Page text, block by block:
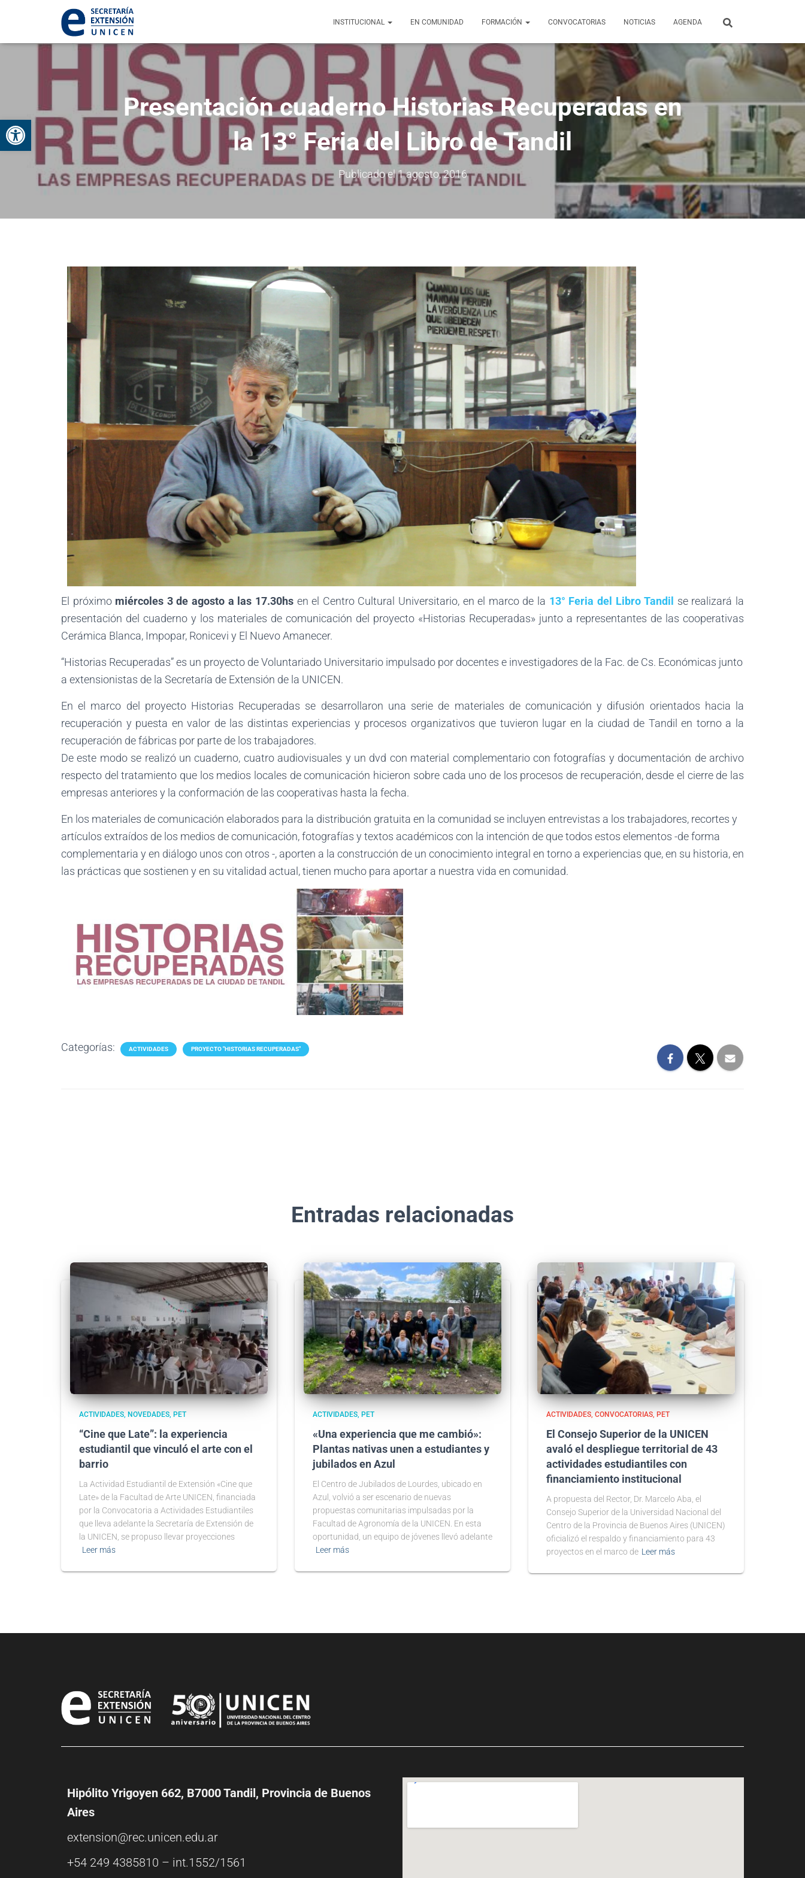
Abrir barra de herramientas
INSTITUCIONAL EN COMUNIDAD FORMACIÓN CONVOCATORIAS NOTICIAS AGENDA
Presentación cuaderno Historias Recuperadas en
la 13° Feria del Libro de Tandil
Publicado el1 agosto, 2016
El próximo miércoles 3 de agosto a las 17.30hsen el Centro Cultural Universitario, en el marco de la 13° Feria del Libro Tandil
se realizará la
presentación del cuaderno y los materiales de comunicación del proyecto «Historias Recuperadas» junto a representantes de las cooperativas
Cerámica Blanca, Impopar, Ronicevi y El Nuevo Amanecer.
“Historias Recuperadas” es un proyecto de Voluntariado Universitario impulsado por docentes e investigadores de la Fac. de Cs. Económicas junto
a extensionistas de la Secretaría de Extensión de la UNICEN.
En el marco del proyecto Historias Recuperadas se desarrollaron una serie de materiales de comunicación y difusión orientados hacia la
recuperación y puesta en valor de las distintas experiencias y procesos organizativos que tuvieron lugar en la ciudad de Tandil en torno a la
recuperación de fábricas por parte de los trabajadores.
De este modo se realizó un cuaderno, cuatro audiovisuales y un dvd con material complementario con fotografías y documentación de archivo
respecto del tratamiento que los medios locales de comunicación hicieron sobre cada uno de los procesos de recuperación, desde el cierre de las
empresas anteriores y la conformación de las cooperativas hasta la fecha.
En los materiales de comunicación elaborados para la distribución gratuita en la comunidad se incluyen entrevistas a los trabajadores, recortes y
artículos extraídos de los medios de comunicación, fotografías y textos académicos con la intención de que todos estos elementos -de forma
complementaria y en diálogo unos con otros -, aporten a la construcción de un conocimiento integral en torno a experiencias que, en su historia, en
las prácticas que sostienen y en su vitalidad actual, tienen mucho para aportar a nuestra vida en comunidad.
Categorías: ACTIVIDADES PROYECTO "HISTORIAS RECUPERADAS"
Entradas relacionadas
ACTIVIDADES NOVEDADES PET
“Cine que Late”: la experiencia
estudiantil que vinculó el arte con el
barrio
La Actividad Estudiantil de Extensión «Cine que
Late» de la Facultad de Arte UNICEN, financiada
por la Convocatoria a Actividades Estudiantiles
que lleva adelante la Secretaría de Extensión de
la UNICEN, se propuso llevar proyecciones
Leer más
ACTIVIDADES PET
«Una experiencia que me cambió»:
Plantas nativas unen a estudiantes y
jubilados en Azul
El Centro de Jubilados de Lourdes, ubicado en
Azul, volvió a ser escenario de nuevas
propuestas comunitarias impulsadas por la
Facultad de Agronomía de la UNICEN. En esta
oportunidad, un equipo de jóvenes llevó adelante
Leer más
ACTIVIDADES CONVOCATORIAS PET
El Consejo Superior de la UNICEN
avaló el despliegue territorial de 43
actividades estudiantiles con
financiamiento institucional
A propuesta del Rector, Dr. Marcelo Aba, el
Consejo Superior de la Universidad Nacional del
Centro de la Provincia de Buenos Aires (UNICEN)
oficializó el respaldo y financiamiento para 43
proyectos en el marco de Leer más
Hipólito Yrigoyen 662, B7000 Tandil, Provincia de Buenos
Aires
extension@rec.unicen.edu.ar
+54 249 4385810 – int.1552/1561